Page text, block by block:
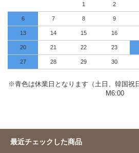
1 2
6 7 8 9
13 14 15 16
20 21 22 23
27 28 29 30
※青色は休業日となります（土日、韓国祝
M6:00
最近チェックした商品